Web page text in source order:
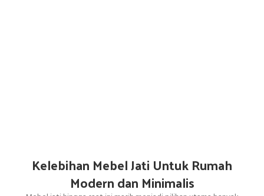
Kelebihan Mebel Jati Untuk Rumah
Modern dan Minimalis